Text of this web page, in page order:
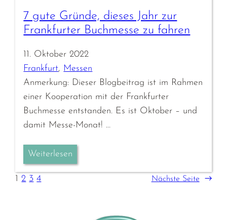
7 gute Gründe, dieses Jahr zur
Frankfurter Buchmesse zu fahren
11. Oktober 2022
Frankfurt, Messen
Anmerkung: Dieser Blogbeitrag ist im Rahmen
einer Kooperation mit der Frankfurter
Buchmesse entstanden. Es ist Oktober – und
damit Messe-Monat! …
Weiterlesen
1 2 3 4 Nächste Seite →